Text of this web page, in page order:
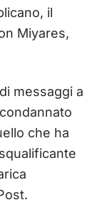
il
Miyares,
messaggi a
che ha